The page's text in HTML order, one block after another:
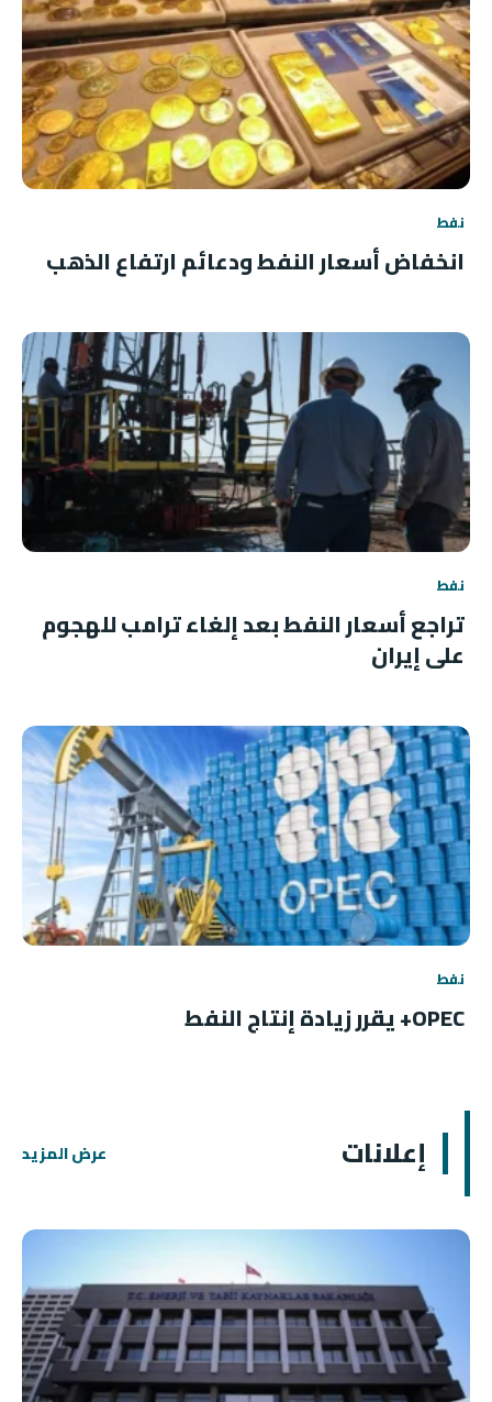
نفط
انخفاض أسعار النفط ودعائم ارتفاع الذهب
نفط
تراجع أسعار النفط بعد إلغاء ترامب للهجوم
على إيران
نفط
OPEC+ يقرر زيادة إنتاج النفط
إعلانات عرض المزيد